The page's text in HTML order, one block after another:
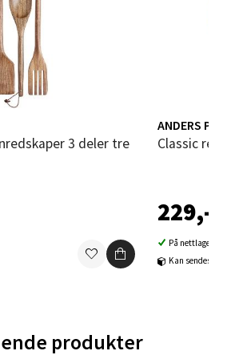
ANDERS
Classic
229,-
På nettlager
Kan sendes til
produkter
Thon Senter Sandvika
Velg
Senter Sartor